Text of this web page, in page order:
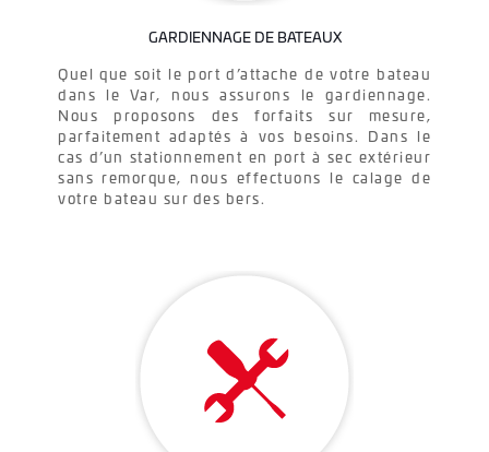
GARDIENNAGE DE BATEAUX
Quel que soit le port d’attache de votre bateau
dans le Var, nous assurons le gardiennage.
Nous proposons des forfaits sur mesure,
parfaitement adaptés à vos besoins. Dans le
cas d’un stationnement en port à sec extérieur
sans remorque, nous effectuons le calage de
votre bateau sur des bers.